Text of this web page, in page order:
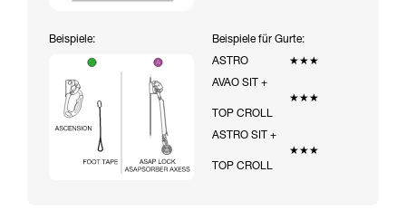
Beispiele:
Beispiele für Gurte:
ASTRO
★★★
AVAO SIT +
TOP CROLL
★★★
ASTRO SIT +
TOP CROLL
★★★